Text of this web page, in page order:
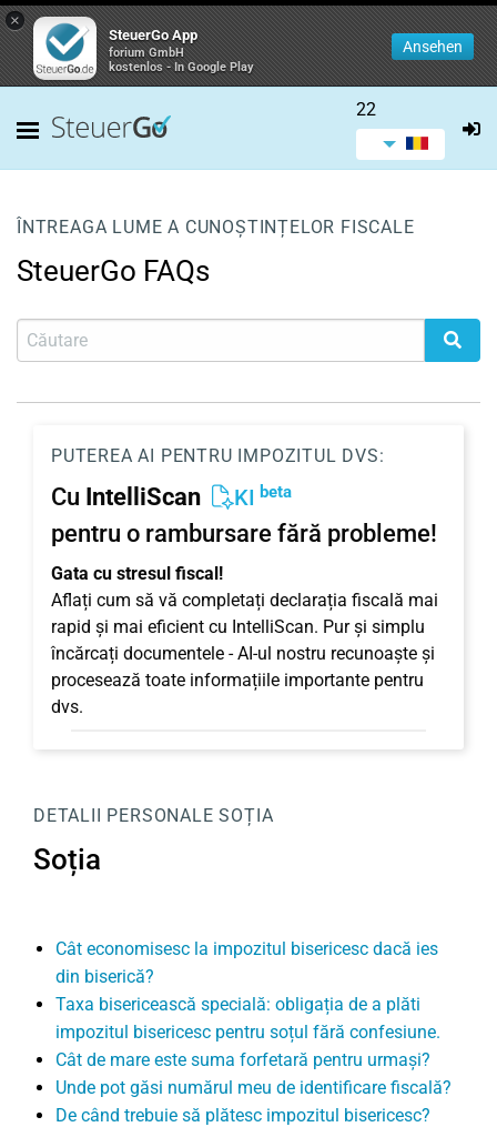
×
SteuerGo App
forium GmbH
kostenlos - In Google Play
Ansehen
22
ÎNTREAGA LUME A CUNOȘTINȚELOR FISCALE
SteuerGo FAQs
PUTEREA AI PENTRU IMPOZITUL DVS:
Cu IntelliScan KI beta
pentru o rambursare fără probleme!
Gata cu stresul fiscal!
Aflați cum să vă completați declarația fiscală mai
rapid și mai eficient cu IntelliScan. Pur și simplu
încărcați documentele - AI-ul nostru recunoaște și
procesează toate informațiile importante pentru
dvs.
DETALII PERSONALE SOȚIA
Soția
Cât economisesc la impozitul bisericesc dacă ies
din biserică?
Taxa bisericească specială: obligația de a plăti
impozitul bisericesc pentru soțul fără confesiune.
Cât de mare este suma forfetară pentru urmași?
Unde pot găsi numărul meu de identificare fiscală?
De când trebuie să plătesc impozitul bisericesc?